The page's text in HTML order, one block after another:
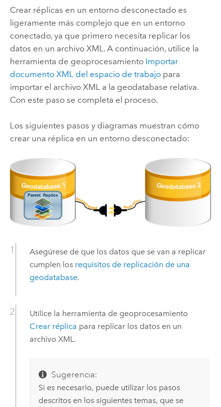
Crear réplicas en un entorno desconectado es
ligeramente más complejo que en un entorno
conectado, ya que primero necesita replicar los
datos en un archivo XML. A continuación, utilice la
herramienta de geoprocesamiento Importar
documento XML del espacio de trabajopara
importar el archivo XML a la geodatabase relativa.
Con este paso se completa el proceso.
Los siguientes pasos y diagramas muestran cómo
crear una réplica en un entorno desconectado:
Asegúrese de que los datos que se van a replicar
cumplen los requisitos de replicación de una
geodatabase.
Utilice la herramienta de geoprocesamiento
Crear réplica para replicar los datos en un
archivo XML.
Sugerencia:
Si es necesario, puede utilizar los pasos
descritos en los siguientes temas, que se